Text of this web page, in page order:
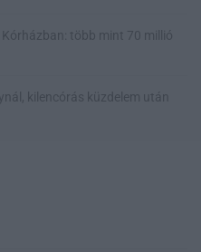
több mint 70 millió
kilencórás küzdelem után